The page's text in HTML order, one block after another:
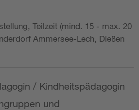
Teilzeit (mind. 15 - max. 20
Ammersee-Lech, Dießen
/ Kindheitspädagogin
und